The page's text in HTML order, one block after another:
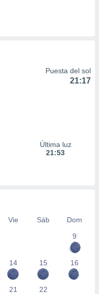
Puesta del sol
21:17
Última luz
21:53
Vie Sáb
Dom
9
14 15 16
21 22